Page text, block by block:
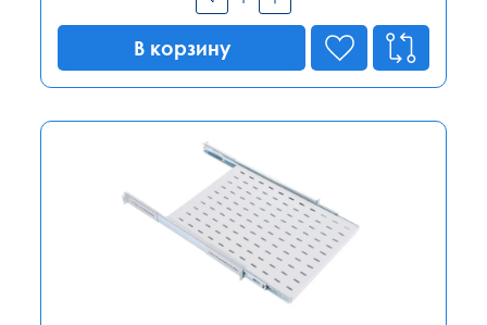
В корзину